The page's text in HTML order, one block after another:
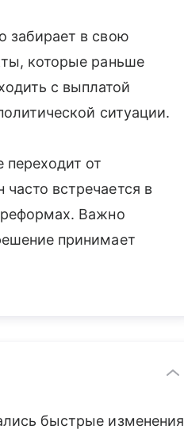
забирает в свою
которые раньше
с выплатой
ситуации.
переходит от
встречается в
Важно
принимает
быстрые изменения